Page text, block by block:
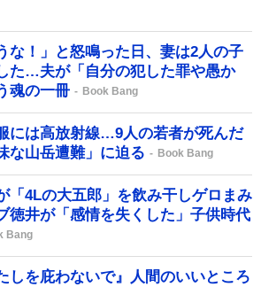
な！」と怒鳴った日、妻は2人の子
た…夫が「自分の犯した罪や愚か
魂の一冊
Book Bang
には高放射線…9人の若者が死んだ
な山岳遭難」に迫る
Book Bang
「4Lの大五郎」を飲み干しゲロまみ
徳井が「感情を失くした」子供時代
Bang
しを庇わないで』人間のいいところ